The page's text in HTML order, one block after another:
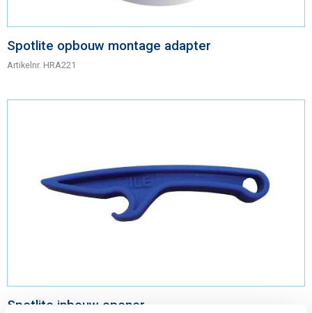
Spotlite opbouw montage adapter
Artikelnr. HRA221
Spotlite inbouw opener